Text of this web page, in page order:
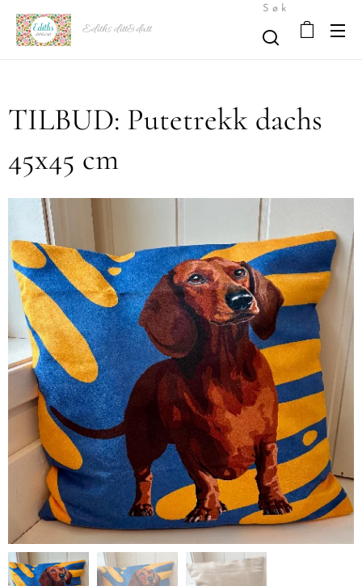
Ediths ditt&datt
Søk
TILBUD: Putetrekk dachs
45x45 cm